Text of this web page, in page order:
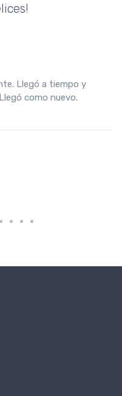
condições, o que
vendedor.Fnac